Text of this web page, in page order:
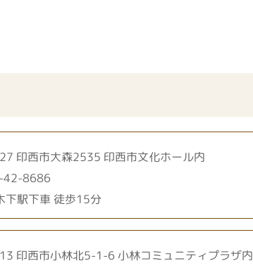
印西市大森2535 印西市文化ホール内
42-8686
下駅下車 徒歩15分
印西市小林北5-1-6 小林コミュニティプラザ内